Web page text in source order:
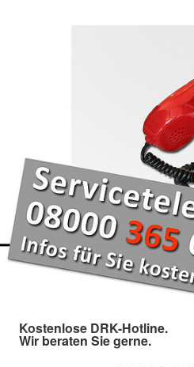
Kostenlose DRK-Hotline.
Wir beraten Sie gerne.